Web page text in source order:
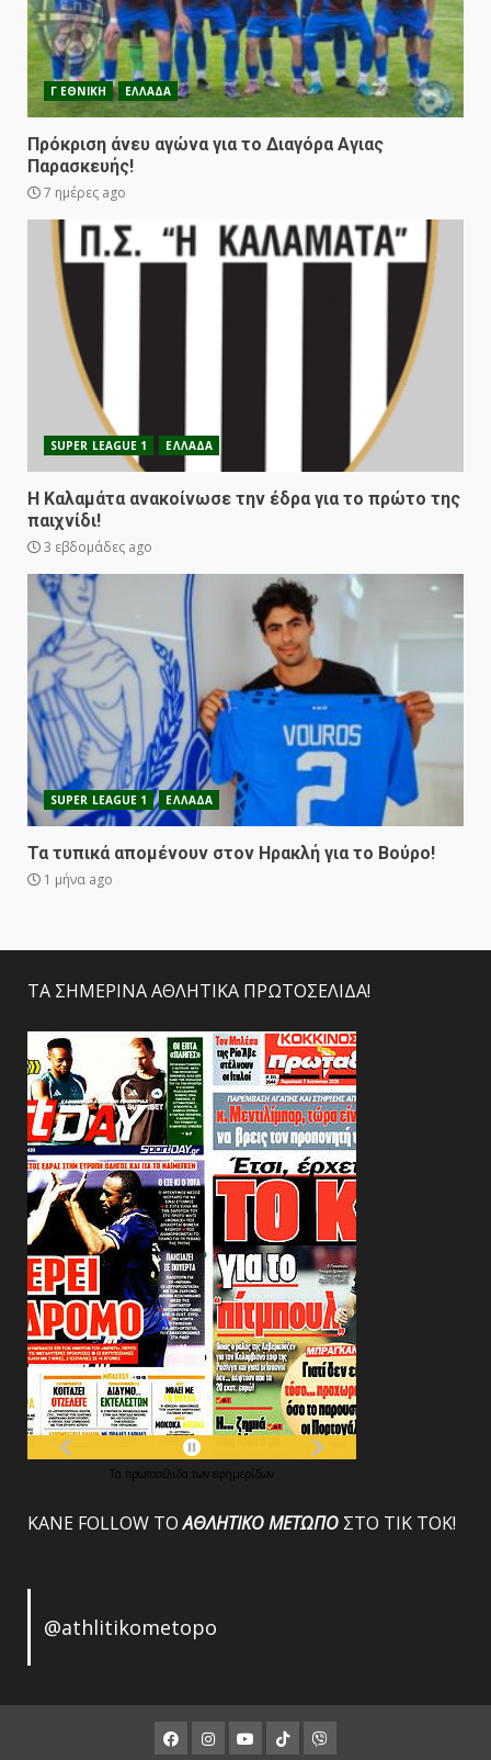
Γ ΕΘΝΙΚΗ ΕΛΛΑΔΑ
Πρόκριση άνευ αγώνα για το Διαγόρα Αγιας
Παρασκευής!
7 ημέρες ago
SUPER LEAGUE 1 ΕΛΛΑΔΑ
Η Καλαμάτα ανακοίνωσε την έδρα για το πρώτο της
παιχνίδι!
3 εβδομάδες ago
SUPER LEAGUE 1 ΕΛΛΑΔΑ
Τα τυπικά απομένουν στον Ηρακλή για το Βούρο!
1 μήνα ago
ΤΑ ΣΗΜΕΡΙΝΑ ΑΘΛΗΤΙΚΑ ΠΡΩΤΟΣΕΛΙΔΑ!
Τα πρωτοσέλιδα των εφημερίδων
ΚΑΝΕ FOLLOW ΤΟΑΘΛΗΤΙΚΟΜΕΤΩΠΟ ΣΤΟ ΤΙΚ ΤΟΚ!
@athlitikometopo
Facebook
Instagram
Youtube
ΤΙΚ
Viber